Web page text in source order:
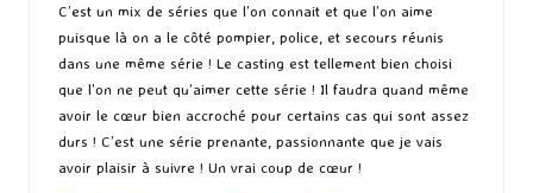
C’est un mix de séries que l’on connait et que l’on aime
puisque là on a le côté pompier, police, et secours réunis
dans une même série ! Le casting est tellement bien choisi
que l’on ne peut qu’aimer cette série ! Il faudra quand même
avoir le cœur bien accroché pour certains cas qui sont assez
durs ! C’est une série prenante, passionnante que je vais
avoir plaisir à suivre ! Un vrai coup de cœur !